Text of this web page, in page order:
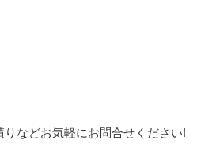
などお気軽にお問合せください!